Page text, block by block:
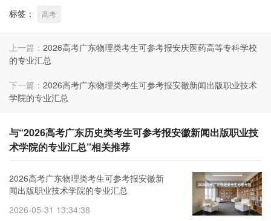
标签： 高考
上一篇： 2026高考广东物理类考生可参考报安庆医药高等专科学校
的专业汇总
下一篇： 2026高考广东物理类考生可参考报安徽新闻出版职业技术
学院的专业汇总
与“2026高考广东历史类考生可参考报安徽新闻出版职业技
术学院的专业汇总”相关推荐
2026高考广东物理类考生可参考报安徽新
闻出版职业技术学院的专业汇总
2026-05-31 13:34:38